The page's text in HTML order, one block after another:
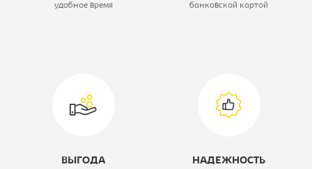
удобное время
банковской картой
ВЫГОДА НАДЕЖНОСТЬ